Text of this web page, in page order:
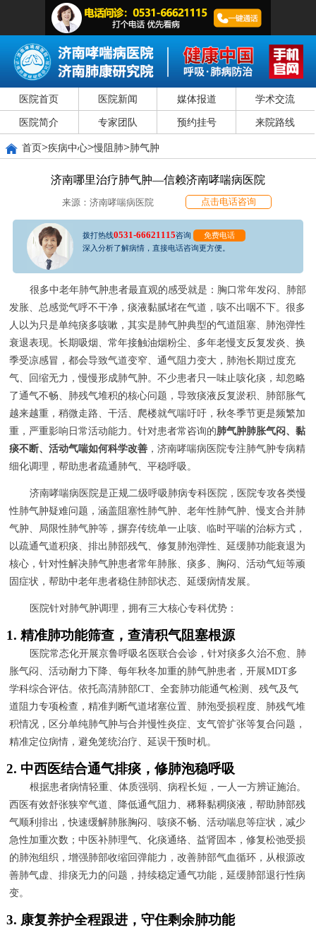
医院首页 医院新闻 媒体报道 学术交流
医院简介 专家团队 预约挂号 来院路线
首页>疾病中心>慢阻肺>肺气肿
济南哪里治疗肺气肿—信赖济南哮喘病医院
来源：济南哮喘病医院 点击电话咨询
拨打热线0531-66621115咨询
免费电话
深入分析了解病情，直接电话咨询更方便。
很多中老年肺气肿患者最直观的感受就是：胸口常年发闷、肺部
发胀、总感觉气呼不干净，痰液黏腻堵在气道，咳不出咽不下。很多
人以为只是单纯痰多咳嗽，其实是肺气肿典型的气道阻塞、肺泡弹性
衰退表现。长期吸烟、常年接触油烟粉尘、多年老慢支反复发炎、换
季受凉感冒，都会导致气道变窄、通气阻力变大，肺泡长期过度充
气、回缩无力，慢慢形成肺气肿。不少患者只一味止咳化痰，却忽略
了通气不畅、肺残气堆积的核心问题，导致痰液反复淤积、肺部胀气
越来越重，稍微走路、干活、爬楼就气喘吁吁，秋冬季节更是频繁加
重，严重影响日常活动能力。针对患者常咨询的肺气肿肺胀气闷、黏
痰不断、活动气喘如何科学改善 ，济南哮喘病医院专注肺气肿专病精
细化调理，帮助患者疏通肺气、平稳呼吸。
济南哮喘病医院是正规二级呼吸肺病专科医院，医院专攻各类慢
性肺气肿疑难问题，涵盖阻塞性肺气肿、老年性肺气肿、慢支合并肺
气肿、局限性肺气肿等，摒弃传统单一止咳、临时平喘的治标方式，
以疏通气道积痰、排出肺部残气、修复肺泡弹性、延缓肺功能衰退为
核心，针对性解决肺气肿患者常年肺胀、痰多、胸闷、活动气短等顽
固症状，帮助中老年患者稳住肺部状态、延缓病情发展。
医院针对肺气肿调理，拥有三大核心专科优势：
1. 精准肺功能筛查，查清积气阻塞根源
医院常态化开展京鲁呼吸名医联合会诊，针对痰多久治不愈、肺
胀气闷、活动耐力下降、每年秋冬加重的肺气肿患者，开展MDT多
学科综合评估。依托高清肺部CT、全套肺功能通气检测、残气及气
道阻力专项检查，精准判断气道堵塞位置、肺泡受损程度、肺残气堆
积情况，区分单纯肺气肿与合并慢性炎症、支气管扩张等复合问题，
精准定位病情，避免笼统治疗、延误干预时机。
2. 中西医结合通气排痰，修肺泡稳呼吸
根据患者病情轻重、体质强弱、病程长短，一人一方辨证施治。
西医有效舒张狭窄气道、降低通气阻力、稀释黏稠痰液，帮助肺部残
气顺利排出，快速缓解肺胀胸闷、咳痰不畅、活动喘息等症状，减少
急性加重次数；中医补肺理气、化痰通络、益肾固本，修复松弛受损
的肺泡组织，增强肺部收缩回弹能力，改善肺部气血循环，从根源改
善肺气虚、排痰无力的问题，持续稳定通气功能，延缓肺部退行性病
变。
3. 康复养护全程跟进，守住剩余肺功能